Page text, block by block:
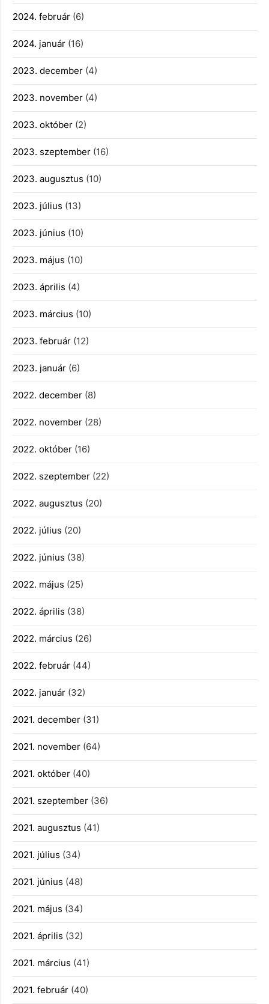
2024. február (6)
2024. január (16)
2023. december (4)
2023. november (4)
2023. október (2)
2023. szeptember (16)
2023. augusztus (10)
2023. július (13)
2023. június (10)
2023. május (10)
2023. április (4)
2023. március (10)
2023. február (12)
2023. január (6)
2022. december (8)
2022. november (28)
2022. október (16)
2022. szeptember (22)
2022. augusztus (20)
2022. július (20)
2022. június (38)
2022. május (25)
2022. április (38)
2022. március (26)
2022. február (44)
2022. január (32)
2021. december (31)
2021. november (64)
2021. október (40)
2021. szeptember (36)
2021. augusztus (41)
2021. július (34)
2021. június (48)
2021. május (34)
2021. április (32)
2021. március (41)
2021. február (40)